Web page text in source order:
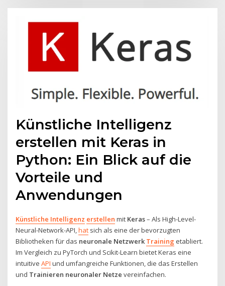
Künstliche Intelligenz
erstellen mit Keras in
Python: Ein Blick auf die
Vorteile und
Anwendungen
Künstliche Intelligenz erstellen mit Keras– Als High-Level-
Neural-Network-API,hat sich als eine der bevorzugten
Bibliotheken für das neuronale Netzwerk Training etabliert.
Im Vergleich zu PyTorch und Scikit-Learn bietet Keras eine
intuitiveAPI und umfangreiche Funktionen, die das Erstellen
und Trainieren neuronaler Netze vereinfachen.